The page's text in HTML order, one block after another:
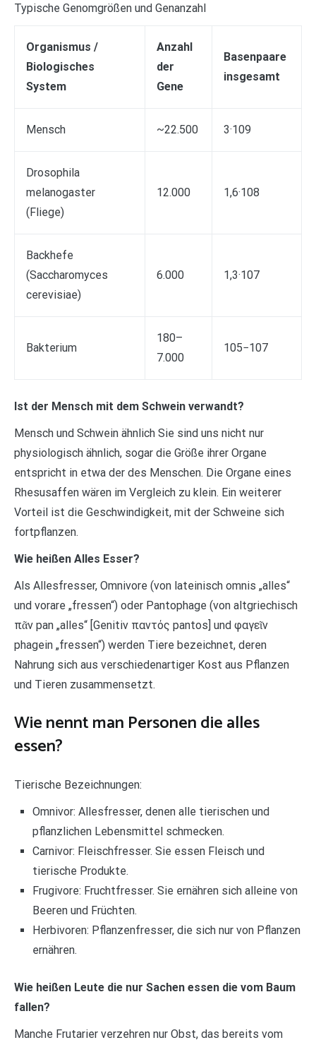
Typische Genomgrößen und Genanzahl
Organismus /
Biologisches
System
Anzahl
der
Gene
Basenpaare
insgesamt
Mensch ~22.500 3·109
Drosophila
melanogaster
(Fliege)
12.000 1,6·108
Backhefe
(Saccharomyces
cerevisiae)
6.000 1,3·107
Bakterium
180–
7.000
105−107
Ist der Mensch mit dem Schwein verwandt?
Mensch und Schwein ähnlich Sie sind uns nicht nur
physiologisch ähnlich, sogar die Größe ihrer Organe
entspricht in etwa der des Menschen. Die Organe eines
Rhesusaffen wären im Vergleich zu klein. Ein weiterer
Vorteil ist die Geschwindigkeit, mit der Schweine sich
fortpflanzen.
Wie heißen Alles Esser?
Als Allesfresser, Omnivore (von lateinisch omnis „alles“
und vorare „fressen“) oder Pantophage (von altgriechisch
πᾶν pan „alles“ [Genitiv παντός pantos] und φαγεῖν
phagein „fressen“) werden Tiere bezeichnet, deren
Nahrung sich aus verschiedenartiger Kost aus Pflanzen
und Tieren zusammensetzt.
Wie nennt man Personen die alles
essen?
Tierische Bezeichnungen:
Omnivor: Allesfresser, denen alle tierischen und
pflanzlichen Lebensmittel schmecken.
Carnivor: Fleischfresser. Sie essen Fleisch und
tierische Produkte.
Frugivore: Fruchtfresser. Sie ernähren sich alleine von
Beeren und Früchten.
Herbivoren: Pflanzenfresser, die sich nur von Pflanzen
ernähren.
Wie heißen Leute die nur Sachen essen die vom Baum
fallen?
Manche Frutarier verzehren nur Obst, das bereits vom